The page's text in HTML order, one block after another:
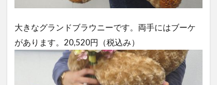
大きなグランドブラウニーです。両手にはブーケ
があります。20,520円（税込み）